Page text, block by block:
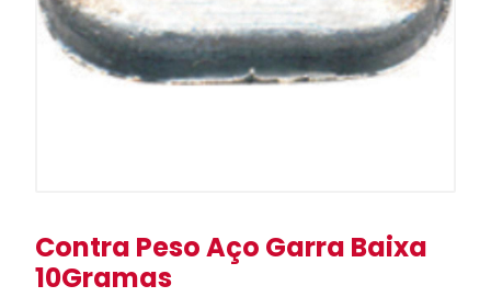
Contra Peso Aço Garra Baixa
10Gramas